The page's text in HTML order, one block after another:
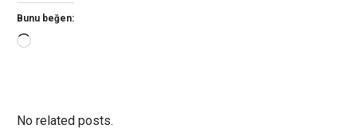
Bunu beğen:
Yükleniyor...
No related posts.